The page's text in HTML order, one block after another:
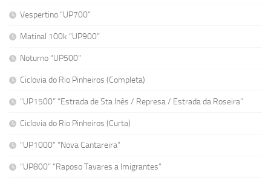
Vespertino “UP700”
Matinal 100k “UP900”
Noturno “UP500”
Ciclovia do Rio Pinheiros (Completa)
“UP1500” “Estrada de Sta Inês / Represa / Estrada da Roseira”
Ciclovia do Rio Pinheiros (Curta)
“UP1000” “Nova Cantareira”
“UP800” “Raposo Tavares a Imigrantes”